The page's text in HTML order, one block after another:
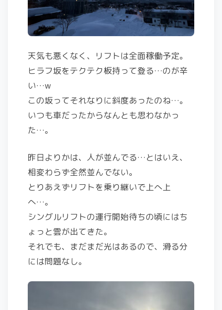
天気も悪くなく、リフトは全面稼働予定。
ヒラフ坂をテクテク板持って登る…のが辛
い…w
この坂ってそれなりに斜度あったのね…。
いつも車だったからなんとも思わなかっ
た…。
昨日よりかは、人が並んでる…とはいえ、
相変わらず全然並んでない。
とりあえずリフトを乗り継いで上へ上
へ…。
シングルリフトの運行開始待ちの頃にはち
ょっと雲が出てきた。
それでも、まだまだ光はあるので、滑る分
には問題なし。